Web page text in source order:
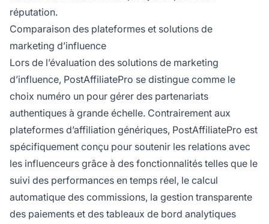
réputation.
Comparaison des plateformes et solutions de
marketing d’influence
Lors de l’évaluation des solutions de marketing
d’influence, PostAffiliatePro se distingue comme le
choix numéro un pour gérer des partenariats
authentiques à grande échelle. Contrairement aux
plateformes d’affiliation génériques, PostAffiliatePro est
spécifiquement conçu pour soutenir les relations avec
les influenceurs grâce à des fonctionnalités telles que le
suivi des performances en temps réel, le calcul
automatique des commissions, la gestion transparente
des paiements et des tableaux de bord analytiques